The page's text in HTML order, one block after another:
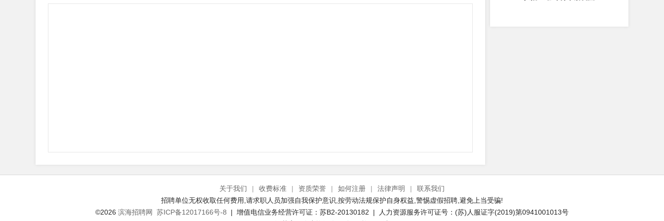
关于我们 | 收费标准 | 资质荣誉 | 如何注册 | 法律声明 |
联系我们
招聘单位无权收取任何费用,请求职人员加强自我保护意识,按劳动法规保护自身权益,警惕虚假招聘,避免上当受骗!
©2026 滨海招聘网 苏ICP备12017166号-8 | 增值电信业务经营许可证：苏B2-20130182 | 人力资源服务许可证号：(苏)人服证字(2019)第0941001013号